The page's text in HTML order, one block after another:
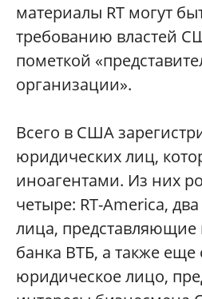
материалы RT могут
требованию властей
пометкой
организации».
Всего в США
юридических лиц,
иноагентами. Из них
четыре: RT-America,
лица,
банка ВТБ, а также еще
юридическое лицо,